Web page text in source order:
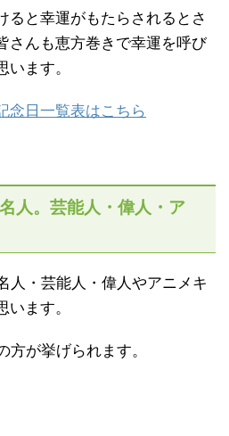
ると幸運がもたらされるとさ
さんも恵方巻きで幸運を呼び
ます。
念日一覧表はこちら
人。芸能人・偉人・ア
人・芸能人・偉人やアニメキ
います。
方が挙げられます。